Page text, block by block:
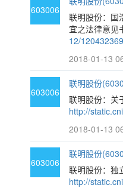
603006
联明股份：国
宜之法律意见
12/
2018-01-13
603006
联明股份
联明股份：关
http://
2018-01-13
603006
联明股份
联明股份：独
http://